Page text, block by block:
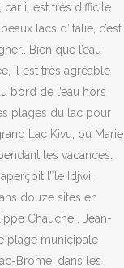
il est très difficile
lacs d’Italie, c’est
Bien que l’eau
il est très agréable
bord de l’eau hors
plages du lac pour
Lac Kivu, où Marie
les vacances.
l’île Idjwi,
douze sites en
Chauché , Jean-
plage municipale
Brome, dans les